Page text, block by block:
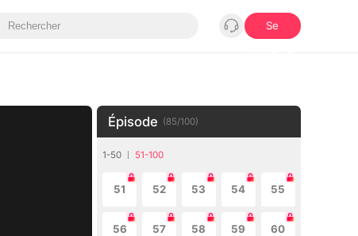
Se
Épisode (85/100)
1-50 51-100
51 52 53 54 55
56 57 58 59 60